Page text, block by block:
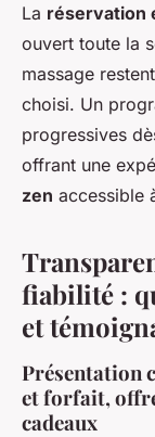
La réservation
ouvert toute la
massage
choisi. Un
progressives
offrant une
zen accessible
fiabilité :
et
Présentation
et forfait,
cadeaux